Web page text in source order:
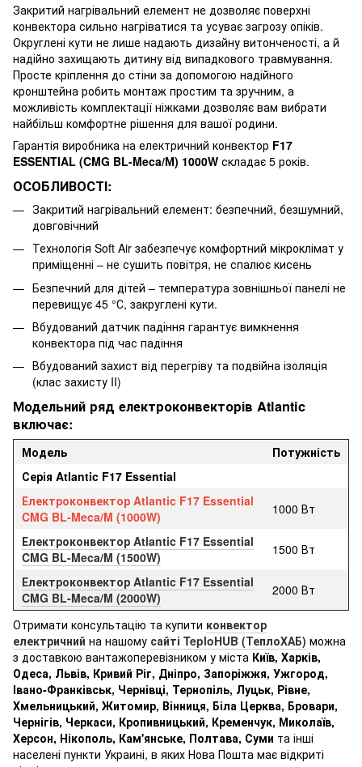
Закритий нагрівальний елемент не дозволяє поверхні
конвектора сильно нагріватися та усуває загрозу опіків.
Округлені кути не лише надають дизайну витонченості, а й
надійно захищають дитину від випадкового травмування.
Просте кріплення до стіни за допомогою надійного
кронштейна робить монтаж простим та зручним, а
можливість комплектації ніжками дозволяє вам вибрати
найбільш комфортне рішення для вашої родини.
Гарантія виробника на електричний конвектор F17
ESSENTIAL (CMG BL-Meca/М) 1000W складає 5 років.
ОСОБЛИВОСТІ:
Закритий нагрівальний елемент: безпечний, безшумний,
довговічний
Технологія Soft Air забезпечує комфортний мікроклімат у
приміщенні – не сушить повітря, не спалює кисень
Безпечний для дітей – температура зовнішньої панелі не
перевищує 45 °С, закруглені кути.
Вбудований датчик падіння гарантує вимкнення
конвектора під час падіння
Вбудований захист від перегріву та подвійна ізоляція
(клас захисту II)
Модельний ряд електроконвекторів Atlantic
включає:
Модель
Потужність
Серія Atlantic F17 Essential
Електроконвектор Atlantic F17 Essential
CMG BL-Meca/M (1000W)
1000 Вт
Електроконвектор Atlantic F17 Essential
CMG BL-Meca/M (1500W)
1500 Вт
Електроконвектор Atlantic F17 Essential
CMG BL-Meca/M (2000W)
2000 Вт
Отримати консультацію та купити конвектор
електричний на нашому сайті TeploHUB (ТеплоХАБ) можна
з доставкою вантажоперевізником у міста Київ, Харків,
Одеса, Львів, Кривий Ріг, Дніпро, Запоріжжя, Ужгород,
Івано-Франківськ, Чернівці, Тернопіль, Луцьк, Рівне,
Хмельницький, Житомир, Вінниця, Біла Церква, Бровари,
Чернігів, Черкаси, Кропивницький, Кременчук, Миколаїв,
Херсон, Нікополь, Кам'янське, Полтава, Суми та інші
населені пункти Украині, в яких Нова Пошта має відкриті